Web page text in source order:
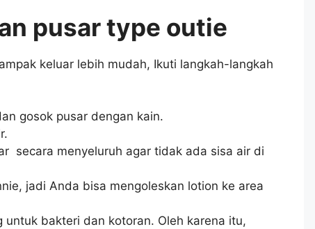
pusar type outie
keluar lebih mudah, Ikuti langkah-langkah
gosok pusar dengan kain.
secara menyeluruh agar tidak ada sisa air di
jadi Anda bisa mengoleskan lotion ke area
untuk bakteri dan kotoran. Oleh karena itu,